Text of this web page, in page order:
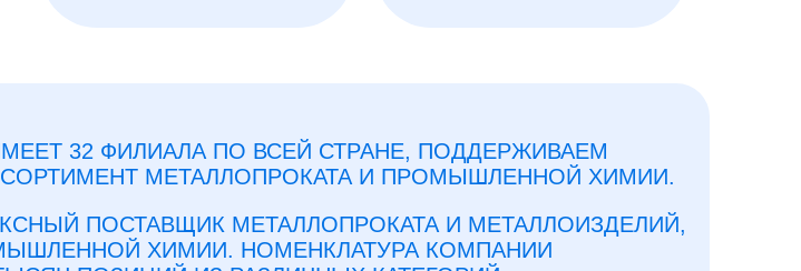
32 ФИЛИАЛА ПО ВСЕЙ СТРАНЕ, ПОДДЕРЖИВАЕМ
МЕТАЛЛОПРОКАТА И ПРОМЫШЛЕННОЙ ХИМИИ.
ПОСТАВЩИК МЕТАЛЛОПРОКАТА И МЕТАЛЛОИЗДЕЛИЙ,
ХИМИИ. НОМЕНКЛАТУРА КОМПАНИИ